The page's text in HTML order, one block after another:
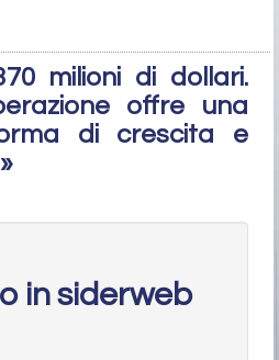
milioni di dollari.
offre una
di crescita e
in siderweb